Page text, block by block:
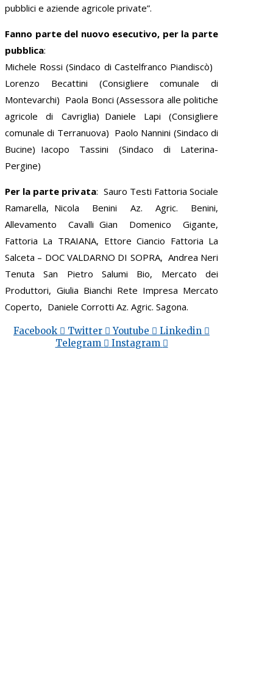
pubblici e aziende agricole private”.
Fanno parte del nuovo esecutivo, per la parte
pubblica:
Michele Rossi (Sindaco di Castelfranco Piandiscò)
Lorenzo Becattini (Consigliere comunale di
Montevarchi) Paola Bonci (Assessora alle politiche
agricole di Cavriglia) Daniele Lapi (Consigliere
comunale di Terranuova) Paolo Nannini (Sindaco di
Bucine) Iacopo Tassini (Sindaco di Laterina-
Pergine)
Per la parte privata: Sauro Testi Fattoria Sociale
Ramarella, Nicola Benini Az. Agric. Benini,
Allevamento Cavalli Gian Domenico Gigante,
Fattoria La TRAIANA, Ettore Ciancio Fattoria La
Salceta – DOC VALDARNO DI SOPRA, Andrea Neri
Tenuta San Pietro Salumi Bio, Mercato dei
Produttori, Giulia Bianchi Rete Impresa Mercato
Coperto, Daniele Corrotti Az. Agric. Sagona.
Facebook Twitter Youtube
Linkedin
Telegram
Instagram